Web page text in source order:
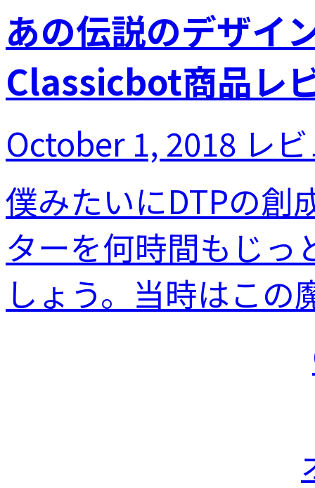
あの伝説のデザイ
Classicbot商品レ
October 1, 2018 レ
僕みたいにDTPの創
ターを何時間もじっ
しょう。当時はこの